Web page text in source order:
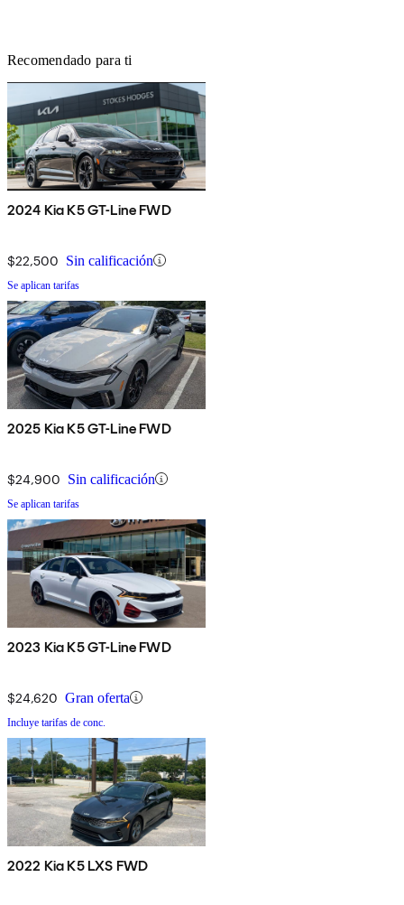
Recomendado para ti
2024 Kia K5 GT-Line FWD
$22,500 Sin calificación
Se aplican tarifas
2025 Kia K5 GT-Line FWD
$24,900 Sin calificación
Se aplican tarifas
2023 Kia K5 GT-Line FWD
$24,620 Gran oferta
Incluye tarifas de conc.
2022 Kia K5 LXS FWD